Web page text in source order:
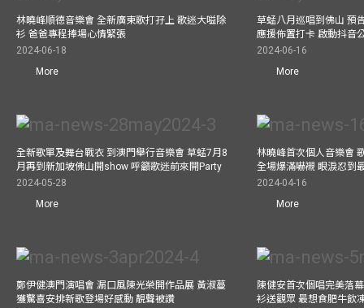
林曉峰順德音樂會 全新廣東歌打孖上 歌迷大嗌除
衫 爸爸專程捧場心情緊張
2024-06-18
More
草蜢八月巡唱到佛山 預
應援佈置打卡 啟動抖音
2024-06-16
More
全新歌單及舞台戰衣 到澳門舉行音樂會 草蜢7月8
月再到新加坡佛山開show 呼籲歌迷前來開Party
2024-05-28
More
林曉峰首次個人音樂會
全場爆滿嚇襯 眼淚忍到
2024-04-16
More
鄭伊健澳門演唱會 漏口風陳光榮開作品展 黃淑蔓
獲驚喜安排新歌登場好感動 靚聲被讚
陳健安首次個唱完美落
衫送觀眾 最想食肥牛飲